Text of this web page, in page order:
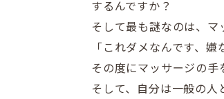
するんですか？
そして最も謎なのは、
「これダメなんです、
その度にマッサージの
そして、自分は一般の